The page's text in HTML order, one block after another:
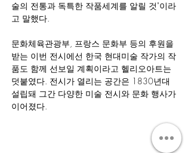
술의 전통과 독특한 작품세계를 알릴 것"이라
고 말했다.
문화체육관광부, 프랑스 문화부 등의 후원을
받는 이번 전시에선 한국 현대미술 작가의 작
품도 함께 선보일 계획이라고 헬리오아트는
덧붙였다. 전시가 열리는 공간은 1830년대
설립돼 그간 다양한 미술 전시와 문화 행사가
이어졌다.